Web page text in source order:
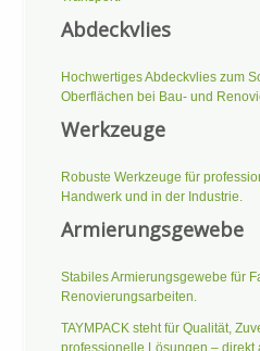
Abdeckvlies
Hochwertiges Abdeckvlies zum
Oberflächen bei Bau- und
Werkzeuge
Robuste Werkzeuge für
Handwerk und in der Industrie.
Armierungsgewebe
Stabiles Armierungsgewebe für
Renovierungsarbeiten.
TAYMPACK steht für Qualität,
professionelle Lösungen –